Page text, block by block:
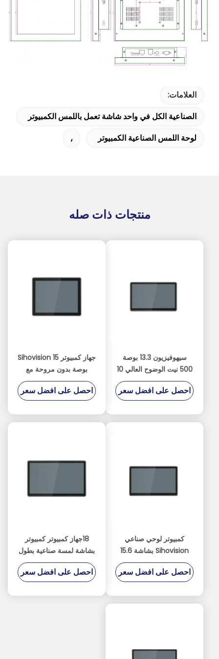
العلامات:
الصناعية الكل في واحد شاشة تعمل باللمس الكمبيوتر
لوحة اللمس الصناعية الكمبيوتر
,
منتجات ذات صله
سيهوفيزيون 13.3 بوصة
500 نيت الوضوح العالي 10
نقطة شاشة لمس سعة
لوحة كمبيوتر صناعية
احصل على افضل سعر
جهاز كمبيوتر Sihovision 15
بوصة بدون مروحة مع
شبكة LAN مزدوجة 2.5GbE
ومعالج Intel N100
احصل على افضل سعر
كمبيوتر لوحي صناعي
Sihovision بشاشة 15.6
بوصة مع لمس سعوي بـ 10
نقاط وغلاف من سبائك
عشوائي 8 جيجابايت
احصل على افضل سعر
18جهاز كمبيوتر كمبيوتر
بشاشة لمسة صناعية بطول
5 بوصات مع تصميم بدون
مروحة وتصنيف IP65
احصل على افضل سعر